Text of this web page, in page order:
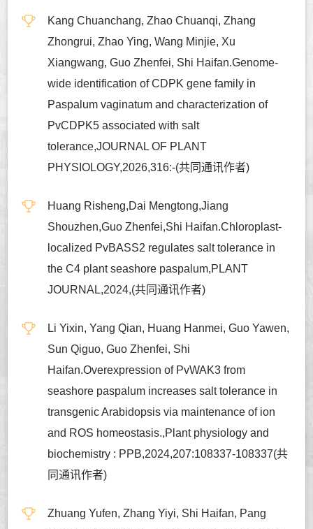
Kang Chuanchang, Zhao Chuanqi, Zhang
Zhongrui, Zhao Ying, Wang Minjie, Xu
Xiangwang, Guo Zhenfei, Shi Haifan.Genome-
wide identification of CDPK gene family in
Paspalum vaginatum and characterization of
PvCDPK5 associated with salt
tolerance,JOURNAL OF PLANT
PHYSIOLOGY,2026,316:-(共同通讯作者)
Huang Risheng,Dai Mengtong,Jiang
Shouzhen,Guo Zhenfei,Shi Haifan.Chloroplast-
localized PvBASS2 regulates salt tolerance in
the C4 plant seashore paspalum,PLANT
JOURNAL,2024,(共同通讯作者)
Li Yixin, Yang Qian, Huang Hanmei, Guo Yawen,
Sun Qiguo, Guo Zhenfei, Shi
Haifan.Overexpression of PvWAK3 from
seashore paspalum increases salt tolerance in
transgenic Arabidopsis via maintenance of ion
and ROS homeostasis.,Plant physiology and
biochemistry : PPB,2024,207:108337-108337(共
同通讯作者)
Zhuang Yufen, Zhang Yiyi, Shi Haifan, Pang